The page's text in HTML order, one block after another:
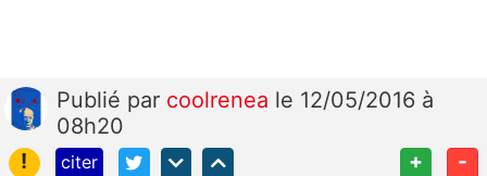
Publié par coolrenea le 12/05/2016 à
08h20
!
citer + -